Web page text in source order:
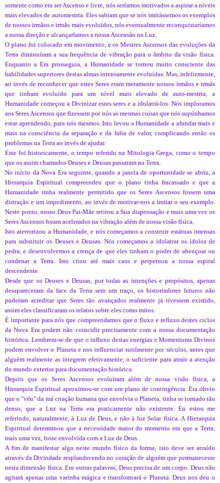
somente como era ser Ascenso e livre, nós seríamos motivados a aspirar a níveis
mais elevados de automestria. Eles sabiam que se nós imitássemos os exemplos
de nossos irmãos e irmãs mais evoluídos, nós eventualmente reconquistaríamos
a nossa direção e alcançaríamos a nossa Ascensão na Luz.
O plano foi colocado em movimento, e os Mestres Ascensos das evoluções da
Terra diminuíram a sua frequência de vibração para o âmbito da visão física.
Enquanto a Era prosseguia, a Humanidade se tornou muito consciente das
habilidades superiores destas almas intensamente evoluídas. Mas, infelizmente,
ao invés de reconhecer que estes Seres eram meramente nossos irmãos e irmãs
que tinham evoluído para um nível mais elevado de auto-mestria, a
Humanidade começou a Divinizar estes seres e a idolatrá-los. Nós imploramos
aos Seres Ascensos que fizessem por nós as mesmas coisas que nós supúnhamos
estar aprendendo, para nós mesmos. Isto levou a Humanidade a afundar mais e
mais na consciência da separação e da falta de valor, complicando então os
problemas na Terra ao invés de ajudar.
Este foi historicamente, o tempo referido na Mitologia Grega, como o tempo
que os assim chamados Deuses e Deusas passaram na Terra.
No início da Nova Era seguinte, quando a janela de oportunidade se abriu, a
Hierarquia Espiritual compreendeu que o plano tinha fracassado e que a
Humanidade tinha realmente permitido que os Seres Ascensos fossem uma
distração e um impedimento, ao invés de motivar-nos a imitar o seu exemplo.
Neste ponto, nosso Deus Pai-Mãe retirou a Sua dispensação e mais uma vez os
Seres Ascensos foram acelerados na vibração além de nossa visão física.
Isto aterrorizou a Humanidade, e nós começamos a construir estátuas imensas
para substituir os Deuses e Deusas. Nós começamos a idolatrar os ídolos de
pedra, e desenvolvemos a crença de que eles tinham o poder de abençoar ou
condenar a Terra. Isto criou até mais caos e perpetuou a nossa espiral
descendente.
Desde que os Deuses e Deusas, por todas as intenções e propósitos, apenas
desapareceram da face da Terra sem um traço, os historiadores futuros não
puderam acreditar que Seres tão avançados realmente já tivessem existido,
assim eles classificaram os relatos sobre eles como mitos.
É importante para nós que compreendamos que o fluxo e refluxo destes ciclos
da Nova Era podem não coincidir precisamente com a nossa documentação
histórica. Lembrem-se de que o influxo destas energias e Momentums Divinos
podem envolver o Planeta e nos influenciar sutilmente por séculos, antes que
alguém realmente as integrem efetivamente, o suficiente para atrair a atenção
do mundo exterior para documentação histórica.
Depois que os Seres Ascensos evoluíram além de nossa visão física, a
Hierarquia Espiritual aproximou-se com um plano de contingência. Era óbvio
que o "véu" da má criação humana que envolvia o Planeta, tinha se tornado tão
denso, que a Luz na Terra era praticamente não existente. Eu estou me
referindo, naturalmente, à Luz de Deus, e não à luz Solar física. A Hierarquia
Espiritual determinou que a necessidade maior do momento era que a Terra,
mais uma vez, fosse envolvida com a Luz de Deus.
A fim de manifestar algo neste mundo físico da forma, isto deve ser atraído
através da Divindade resplandecendo no coração de alguém que permanecesse
nesta dimensão física. Em outras palavras, Deus precisa de um corpo. Deus não
agitará apenas uma varinha mágica e transformará o Planeta. Deus nos deu o